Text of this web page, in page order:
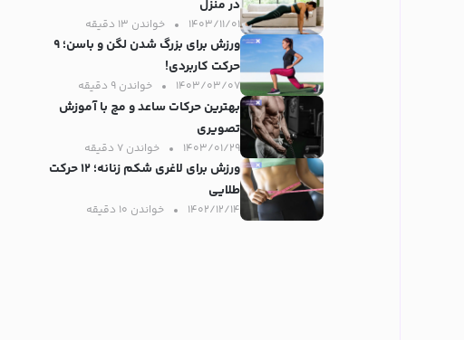
در منزل
۱۴۰۳/۱۱/۰۱ خواندن ۱۳ دقیقه‌
ورزش برای بزرگ شدن لگن و باسن؛ ۹
حرکت کاربردی!
۱۴۰۳/۰۳/۰۷ خواندن ۹ دقیقه‌
بهترین حرکات ساعد و مچ با آموزش
تصویری
۱۴۰۳/۰۱/۲۹ خواندن ۷ دقیقه‌
ورزش برای لاغری شکم زنانه؛ ۱۲ حرکت
طلایی
۱۴۰۲/۱۲/۱۴ خواندن ۱۰ دقیقه‌